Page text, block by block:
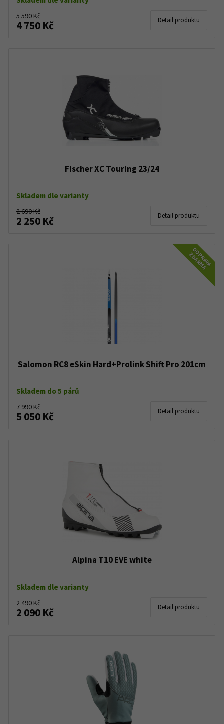
5 590 Kč
4 750 Kč Detail produktu
Fischer XC Touring 23/24
Skladem dle varianty
2 690 Kč
2 250 Kč Detail produktu
DOPRAVA
ZDARMA
Salomon RC8 eSkin Hard+Prolink Shift Pro 201cm
Skladem do 5 párů
7 990 Kč
5 050 Kč Detail produktu
Alpina T10 EVE white
Skladem dle varianty
2 490 Kč
2 090 Kč Detail produktu